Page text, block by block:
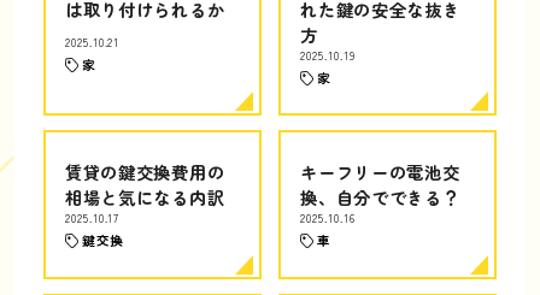
は取り付けられるか
2025.10.21
家
れた鍵の安全な抜き
方
2025.10.19
家
賃貸の鍵交換費用の
相場と気になる内訳
2025.10.17
鍵交換
キーフリーの電池交
換、自分でできる？
2025.10.16
車